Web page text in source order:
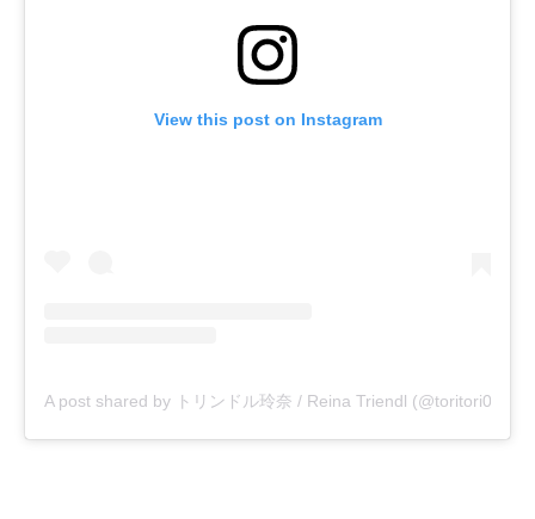
View this post on Instagram
A post shared by トリンドル玲奈 / Reina Triendl (@toritori0123)